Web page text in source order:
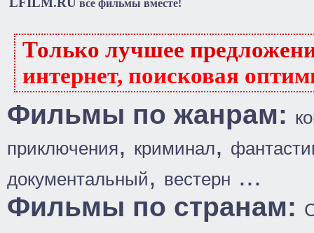
все фильмы вместе!
Только лучшее
интернет, поисковая
Фильмы по жанрам:
приключения, криминал,
документальный, вестерн ...
Фильмы по странам: